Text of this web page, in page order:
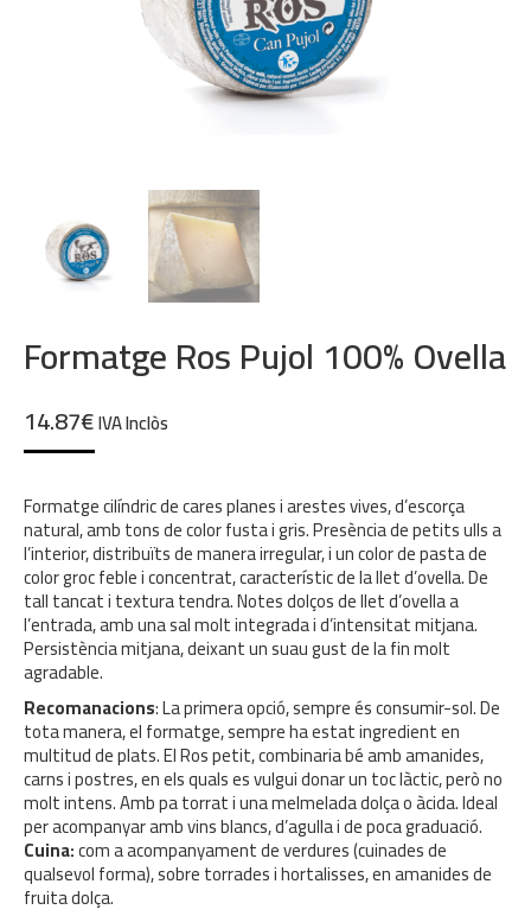
Formatge Ros Pujol 100% Ovella
14.87€IVA Inclòs
Formatge cilíndric de cares planes i arestes vives, d’escorça
natural, amb tons de color fusta i gris. Presència de petits ulls a
l’interior, distribuïts de manera irregular, i un color de pasta de
color groc feble i concentrat, característic de la llet d’ovella. De
tall tancat i textura tendra. Notes dolços de llet d’ovella a
l’entrada, amb una sal molt integrada i d’intensitat mitjana.
Persistència mitjana, deixant un suau gust de la fin molt
agradable.
Recomanacions: La primera opció, sempre és consumir-sol. De
tota manera, el formatge, sempre ha estat ingredient en
multitud de plats. El Ros petit, combinaria bé amb amanides,
carns i postres, en els quals es vulgui donar un toc làctic, però no
molt intens. Amb pa torrat i una melmelada dolça o àcida. Ideal
per acompanyar amb vins blancs, d’agulla i de poca graduació.
Cuina:com a acompanyament de verdures (cuinades de
qualsevol forma), sobre torrades i hortalisses, en amanides de
fruita dolça.